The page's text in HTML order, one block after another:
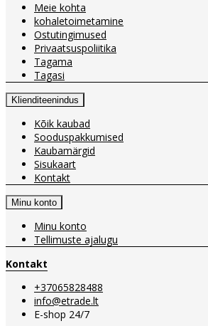
Meie kohta
kohaletoimetamine
Ostutingimused
Privaatsuspoliitika
Tagama
Tagasi
Klienditeenindus
Kõik kaubad
Sooduspakkumised
Kaubamärgid
Sisukaart
Kontakt
Minu konto
Minu konto
Tellimuste ajalugu
Kontakt
+37065828488
info@etrade.lt
E-shop 24/7